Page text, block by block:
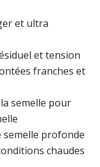
et ultra
et tension
franches et
semelle pour
semelle profonde
chaudes